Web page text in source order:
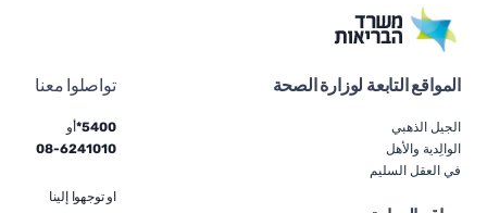
المواقع التابعة لوزارة الصحة
الجيل الذهبي
الوالِدية والأهل
في العقل السليم
تواصلوا معنا
5400*
أو
6241010
-
08
او توجهوا إلينا